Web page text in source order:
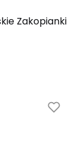
Zakopianki